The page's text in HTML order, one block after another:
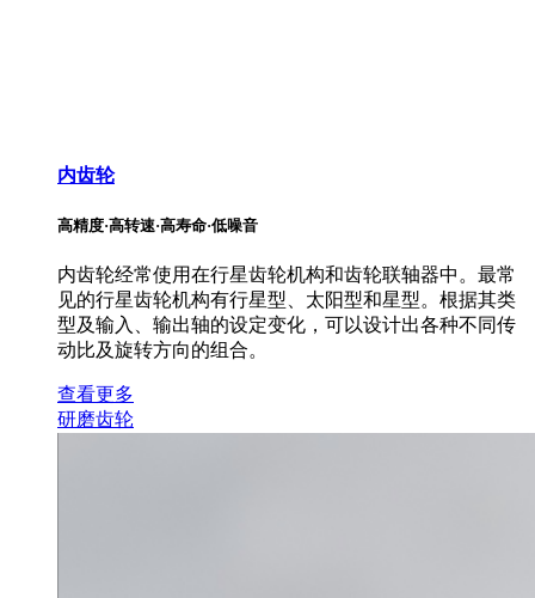
内齿轮
高精度·高转速·高寿命·低噪音
内齿轮经常使用在行星齿轮机构和齿轮联轴器中。最常
见的行星齿轮机构有行星型、太阳型和星型。根据其类
型及输入、输出轴的设定变化，可以设计出各种不同传
动比及旋转方向的组合。
查看更多
研磨齿轮